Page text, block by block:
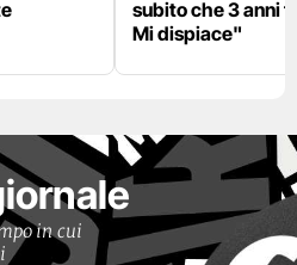
subito che 3 anni
Mi dispiace"
in cui